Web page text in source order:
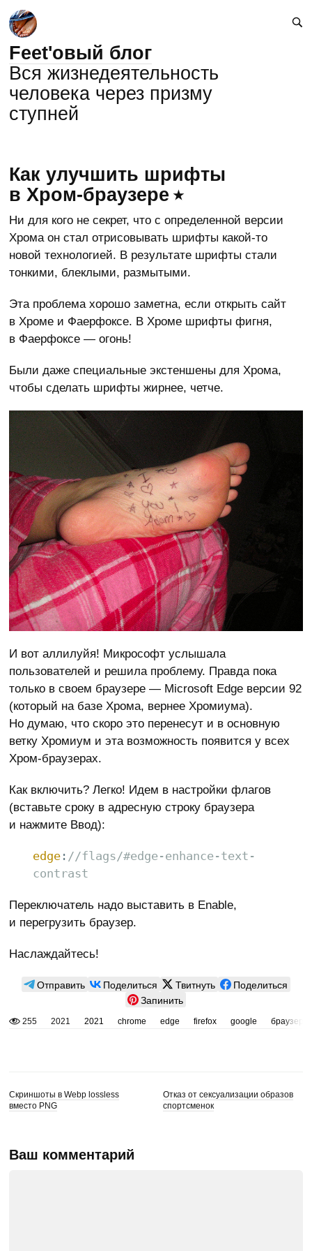
Feet'овый блог
Вся жизнедеятельность
человека через призму
ступней
Как улучшить шрифты
в Хром-браузере
Ни для кого не секрет, что с определенной версии
Хрома он стал отрисовывать шрифты какой-то
новой технологией. В результате шрифты стали
тонкими, блеклыми, размытыми.
Эта проблема хорошо заметна, если открыть сайт
в Хроме и Фаерфоксе. В Хроме шрифты фигня,
в Фаерфоксе — огонь!
Были даже специальные экстеншены для Хрома,
чтобы сделать шрифты жирнее, четче.
И вот аллилуйя! Микрософт услышала
пользователей и решила проблему. Правда пока
только в своем браузере — Microsoft Edge версии 92
(который на базе Хрома, вернее Хромиума).
Но думаю, что скоро это перенесут и в основную
ветку Хромиум и эта возможность появится у всех
Хром-браузерах.
Как включить? Легко! Идем в настройки флагов
(вставьте сроку в адресную строку браузера
и нажмите Ввод):
edge : //flags/#edge-enhance-text-
contrast
Переключатель надо выставить в Enable,
и перегрузить браузер.
Наслаждайтесь!
Отправить Поделиться Твитнуть
Поделиться
Запинить
255 2021 2021 chrome edge firefox google браузер
Скриншоты в Webp lossless
вместо PNG
Отказ от сексуализации образов
спортсменок
Ваш комментарий